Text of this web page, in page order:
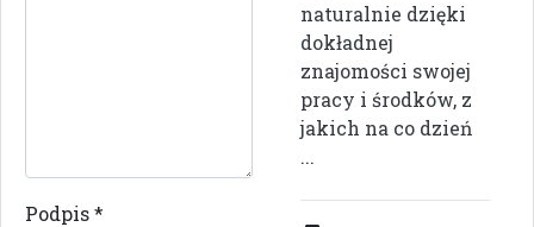
Podpis*
naturalnie dzięki
dokładnej
znajomości swojej
pracy i środków, z
jakich na co dzień
...